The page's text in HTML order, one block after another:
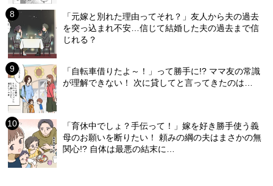
「元嫁と別れた理由ってそれ？」友人から夫の過去
を突っ込まれ不安…信じて結婚した夫の過去まで信
じれる？
「自転車借りたよ～！」って勝手に!? ママ友の常識
が理解できない！ 次に貸してと言ってきたのは…
「育休中でしょ？手伝って！」嫁を好き勝手使う義
母のお願いを断りたい！ 頼みの綱の夫はまさかの無
関心!? 自体は最悪の結末に…